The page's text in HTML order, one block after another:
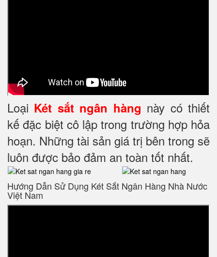
Loại Két sắt ngân hàng này có thiết
kế đặc biệt cô lập trong trường hợp hỏa
hoạn. Những tài sản giá trị bên trong sẽ
luôn được bảo đảm an toàn tốt nhất.
Hướng Dẫn Sử Dụng Két Sắt Ngân Hàng Nhà Nước
Việt Nam